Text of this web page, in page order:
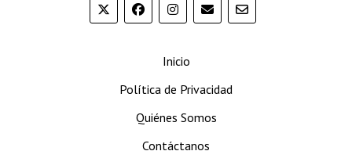
Inicio
Política de Privacidad
Quiénes Somos
Contáctanos